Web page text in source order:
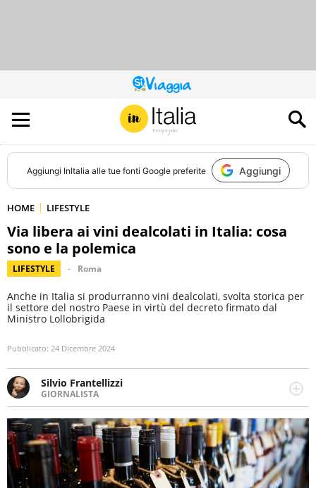
QUESTO
SITO
CONTRIBUISCE
ALL’AUDIENCE
DI
Aggiungi InItalia alle tue fonti Google preferite Aggiungi
HOME LIFESTYLE
Via libera ai vini dealcolati in Italia: cosa
sono e la polemica
LIFESTYLE Roma
Anche in Italia si produrranno vini dealcolati, svolta storica per
il settore del nostro Paese in virtù del decreto firmato dal
Ministro Lollobrigida
Pubblicato: 24 Dicembre 2024
Silvio Frantellizzi
GIORNALISTA
Giornalista pubblicista. Da oltre dieci anni si occupa di
informazione sul web, scrivendo di sport, attualità,
cronaca, motori, spettacolo e videogame.